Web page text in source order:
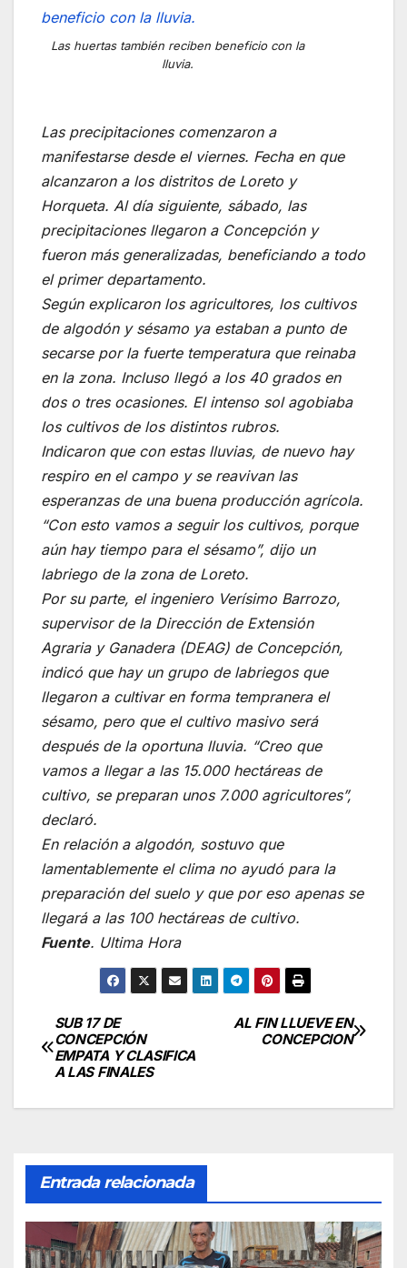
Las huertas también reciben beneficio con la
lluvia.
Las precipitaciones comenzaron a
manifestarse desde el viernes. Fecha en que
alcanzaron a los distritos de Loreto y
Horqueta. Al día siguiente, sábado, las
precipitaciones llegaron a Concepción y
fueron más generalizadas, beneficiando a todo
el primer departamento.
Según explicaron los agricultores, los cultivos
de algodón y sésamo ya estaban a punto de
secarse por la fuerte temperatura que reinaba
en la zona. Incluso llegó a los 40 grados en
dos o tres ocasiones. El intenso sol agobiaba
los cultivos de los distintos rubros.
Indicaron que con estas lluvias, de nuevo hay
respiro en el campo y se reavivan las
esperanzas de una buena producción agrícola.
“Con esto vamos a seguir los cultivos, porque
aún hay tiempo para el sésamo”, dijo un
labriego de la zona de Loreto.
Por su parte, el ingeniero Verísimo Barrozo,
supervisor de la Dirección de Extensión
Agraria y Ganadera (DEAG) de Concepción,
indicó que hay un grupo de labriegos que
llegaron a cultivar en forma tempranera el
sésamo, pero que el cultivo masivo será
después de la oportuna lluvia. “Creo que
vamos a llegar a las 15.000 hectáreas de
cultivo, se preparan unos 7.000 agricultores”,
declaró.
En relación a algodón, sostuvo que
lamentablemente el clima no ayudó para la
preparación del suelo y que por eso apenas se
llegará a las 100 hectáreas de cultivo.
Fuente. Ultima Hora
Navegación
de
entradas
AL FIN LLUEVE EN
CONCEPCION
SUB 17 DE
CONCEPCIÓN
EMPATA Y CLASIFICA
A LAS FINALES
Entrada relacionada